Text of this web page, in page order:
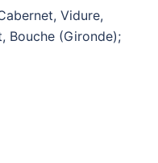
Vidure,
Bouche (Gironde);